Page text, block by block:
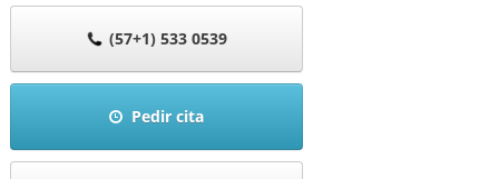
(57+1) 533 0539
Pedir cita